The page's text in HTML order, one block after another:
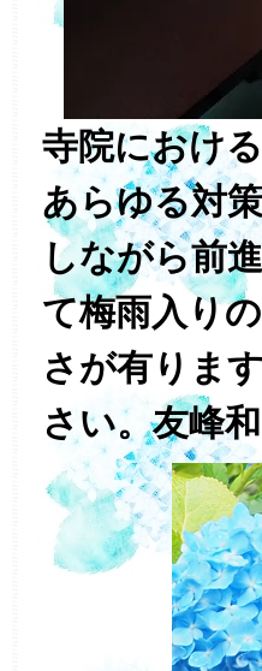
寺院におけ
あらゆる対
しながら前
て梅雨入り
さが有りま
さい。友峰